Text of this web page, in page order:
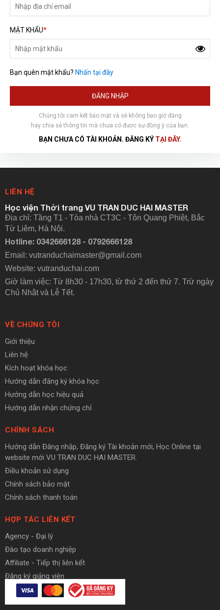
MẬT KHẨU*
Bạn quên mật khẩu? Nhấn tại đây
ĐĂNG NHẬP
Chúng tôi cam kết bảo mật và sẽ không bao giờ đăng
hay chia sẻ thông tin mà chưa có được sự đồng ý của bạn.
BẠN CHƯA CÓ TÀI KHOẢN. ĐĂNG KÝ TẠI ĐÂY.
LIÊN HỆ
Học viện Thời trang VU TRAN DUC HAI MASTER
Địa chỉ: Tầng T1 - Tòa nhà CT3C - Tôn Quang Phiệt, Bắc
Từ Liêm, Hà Nội.
Hotline: 0342666128 - 0792666128
Email: vutranduchaimaster@gmail.com
Website: vutranduchai.com
Giờ làm việc: Từ 8h30 - 17h30, từ thứ 2 đến thứ 7. Trừ ngày
Chủ Nhật và Lễ Tết.
VỀ CHÚNG TÔI
Giới thiệu
Liên hệ
Kích hoạt khóa học
Hướng dẫn đăng ký khóa học
Hướng dẫn học hiệu quả
Hướng dẫn nhận chứng chỉ
CHÍNH SÁCH
Hướng dẫn Đăng nhập, Đăng ký Tài khoản mới, Học Online tại
website mới VU TRAN DUC HAI MASTER.
Điều khoản sử dụng
Chính sách bảo mật
Chính sách thanh toán
HỢP TÁC LIÊN KẾT
Agency - Đại lý
Đào tạo doanh nghiệp
Affiliate - Tiếp thị liên kết
Đăng ký giảng viên
HOÀN THÀNH
Đăng ký tư vấn trực tiếp 24/7: